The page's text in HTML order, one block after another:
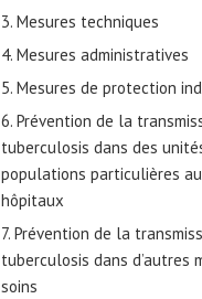
3. Mesures techniques
4. Mesures administratives
5. Mesures de protection
6. Prévention de la
tuberculosis dans des
populations particulières
hôpitaux
7. Prévention de la
tuberculosis dans d’autres
soins